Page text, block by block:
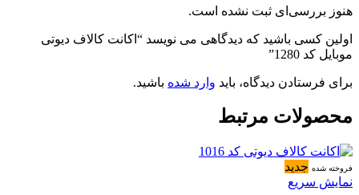
هنوز بررسی‌ای ثبت نشده است.
اولین کسی باشید که دیدگاهی می نویسد “اکانت کالاف دیوتی
موبایل کد 1280”
برای فرستادن دیدگاه، باید وارد شده باشید.
محصولات مرتبط
فروخته شده جدید
نمایش سریع